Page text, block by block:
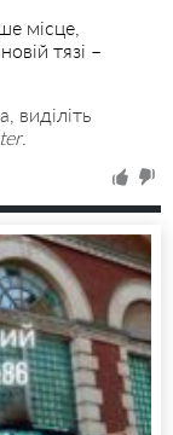
місце,
тязі –
виділіть
.